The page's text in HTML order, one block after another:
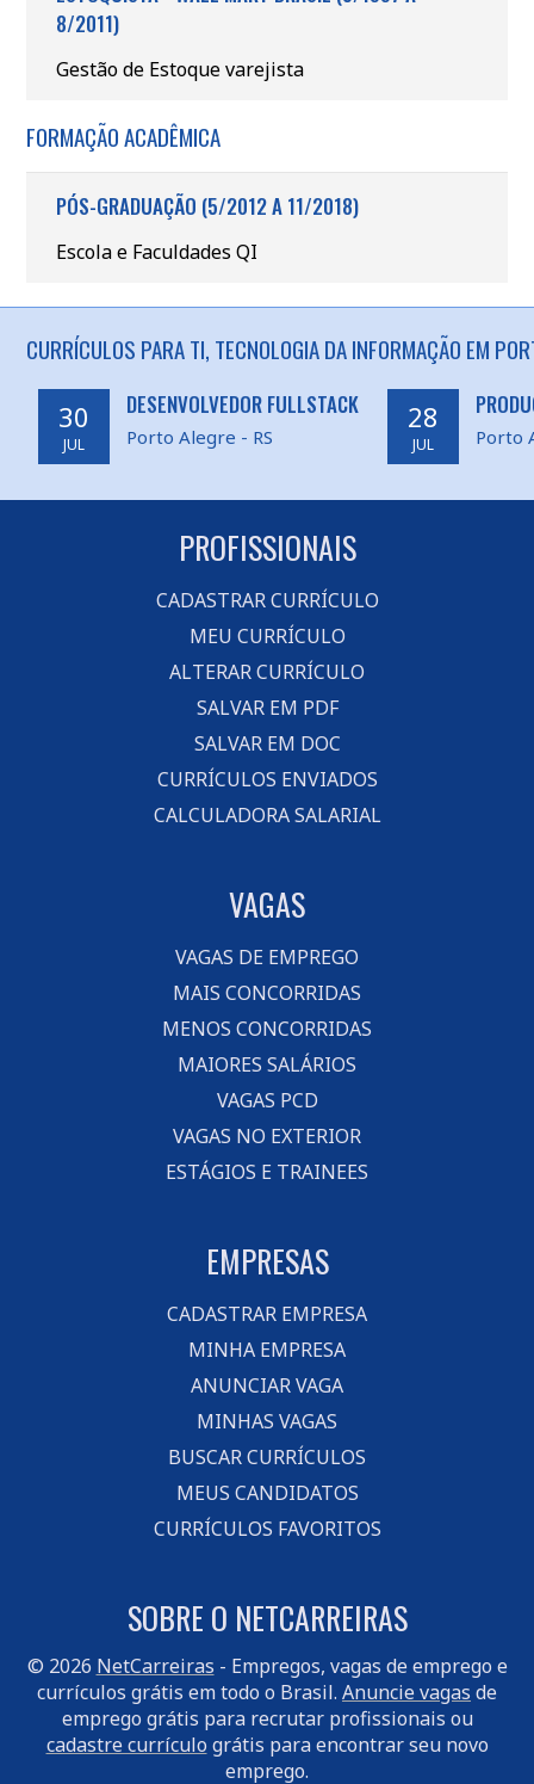
8/2011)
Gestão de Estoque varejista
FORMAÇÃO ACADÊMICA
PÓS-GRADUAÇÃO (5/2012 A 11/2018)
Escola e Faculdades QI
CURRÍCULOS PARA TI, TECNOLOGIA DA INFORMAÇÃO EM
30
JUL
DESENVOLVEDOR FULLSTACK
Porto Alegre - RS
28
JUL Porto
PROFISSIONAIS
CADASTRAR CURRÍCULO
MEU CURRÍCULO
ALTERAR CURRÍCULO
SALVAR EM PDF
SALVAR EM DOC
CURRÍCULOS ENVIADOS
CALCULADORA SALARIAL
VAGAS
VAGAS DE EMPREGO
MAIS CONCORRIDAS
MENOS CONCORRIDAS
MAIORES SALÁRIOS
VAGAS PCD
VAGAS NO EXTERIOR
ESTÁGIOS E TRAINEES
EMPRESAS
CADASTRAR EMPRESA
MINHA EMPRESA
ANUNCIAR VAGA
MINHAS VAGAS
BUSCAR CURRÍCULOS
MEUS CANDIDATOS
CURRÍCULOS FAVORITOS
SOBRE O NETCARREIRAS
© 2026 NetCarreiras - Empregos, vagas de emprego e
currículos grátis em todo o Brasil. Anuncie vagas de
emprego grátis para recrutar profissionais ou
cadastre currículo grátis para encontrar seu novo
emprego.